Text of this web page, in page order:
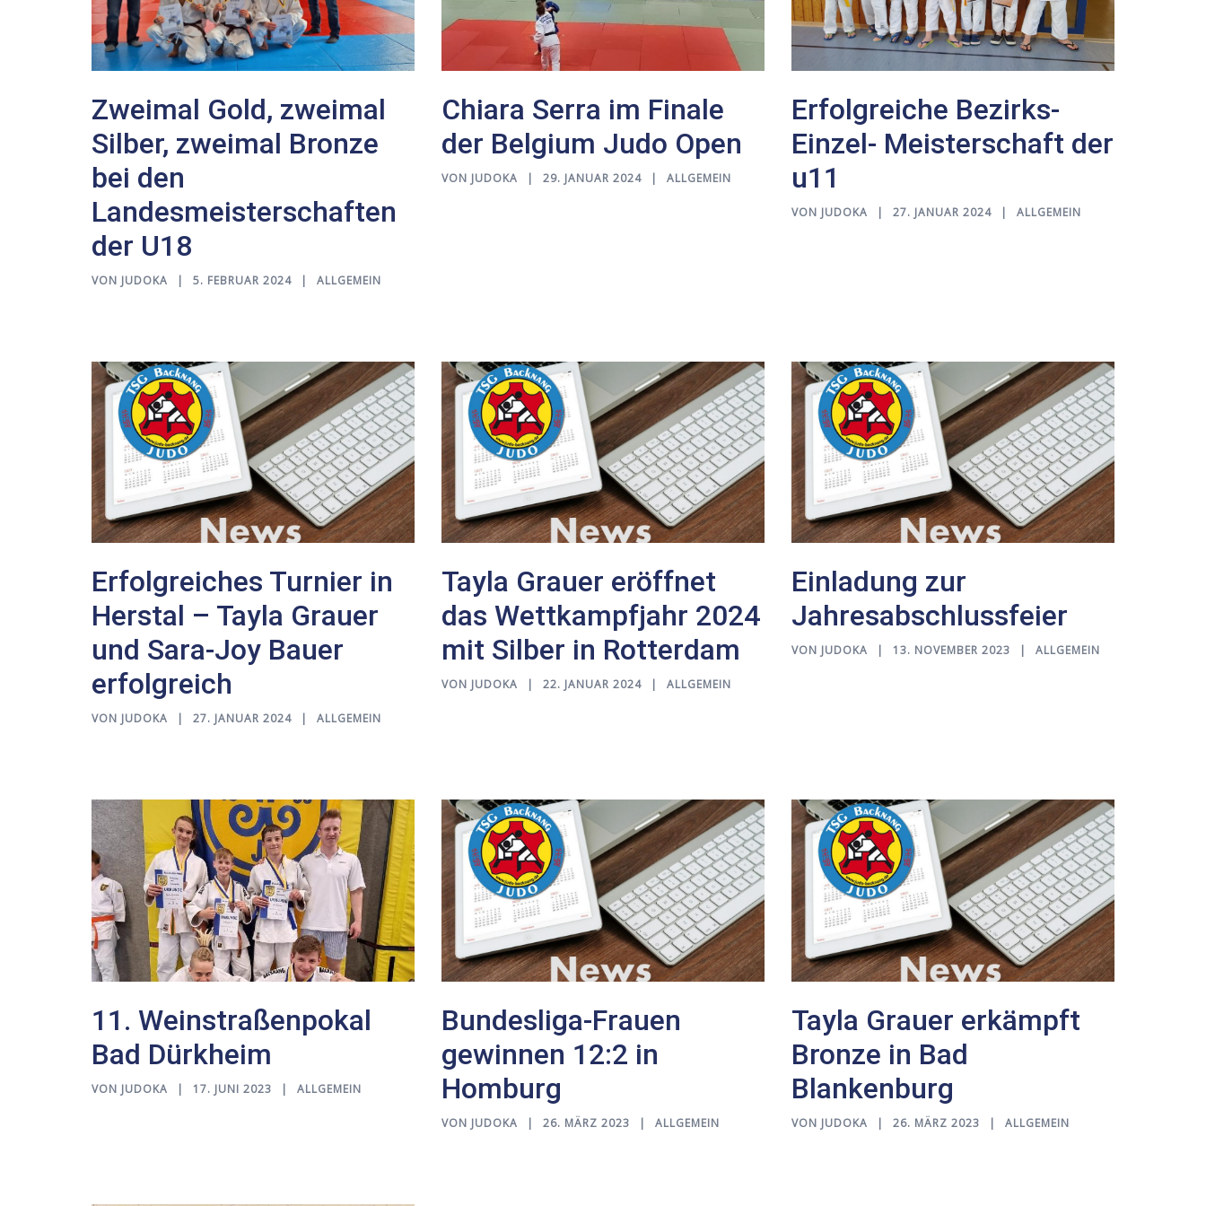
Zweimal Gold, zweimal
Silber, zweimal Bronze
bei den
Landesmeisterschaften
der U18
VON JUDOKA 5. FEBRUAR 2024 ALLGEMEIN
Chiara Serra im Finale
der Belgium Judo Open
VON JUDOKA 29. JANUAR 2024 ALLGEMEIN
Erfolgreiche Bezirks-
Einzel- Meisterschaft der
u11
VON JUDOKA 27. JANUAR 2024 ALLGEMEIN
Erfolgreiches Turnier in
Herstal – Tayla Grauer
und Sara-Joy Bauer
erfolgreich
VON JUDOKA 27. JANUAR 2024 ALLGEMEIN
Tayla Grauer eröffnet
das Wettkampfjahr 2024
mit Silber in Rotterdam
VON JUDOKA 22. JANUAR 2024 ALLGEMEIN
Einladung zur
Jahresabschlussfeier
VON JUDOKA 13. NOVEMBER 2023 ALLGEMEIN
11. Weinstraßenpokal
Bad Dürkheim
VON JUDOKA 17. JUNI 2023 ALLGEMEIN
Bundesliga-Frauen
gewinnen 12:2 in
Homburg
VON JUDOKA 26. MÄRZ 2023 ALLGEMEIN
Tayla Grauer erkämpft
Bronze in Bad
Blankenburg
VON JUDOKA 26. MÄRZ 2023 ALLGEMEIN